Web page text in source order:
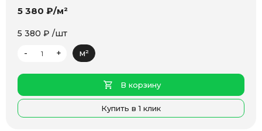
5 380 ₽/м²
5 380 ₽ /шт
-
+ м²
В корзину
Купить в 1 клик